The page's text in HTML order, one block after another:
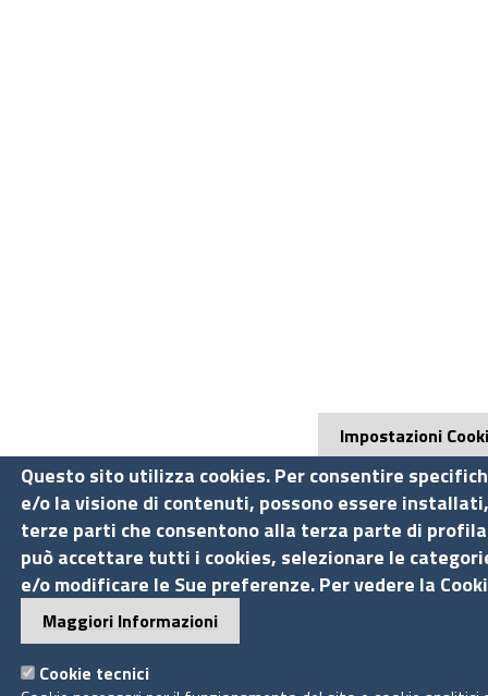
Impostazioni
Questo sito utilizza cookies. Per consentire
e/o la visione di contenuti, possono essere
terze parti che consentono alla terza parte di
può accettare tutti i cookies, selezionare le
e/o modificare le Sue preferenze. Per vedere la
Maggiori Informazioni
Cookie tecnici